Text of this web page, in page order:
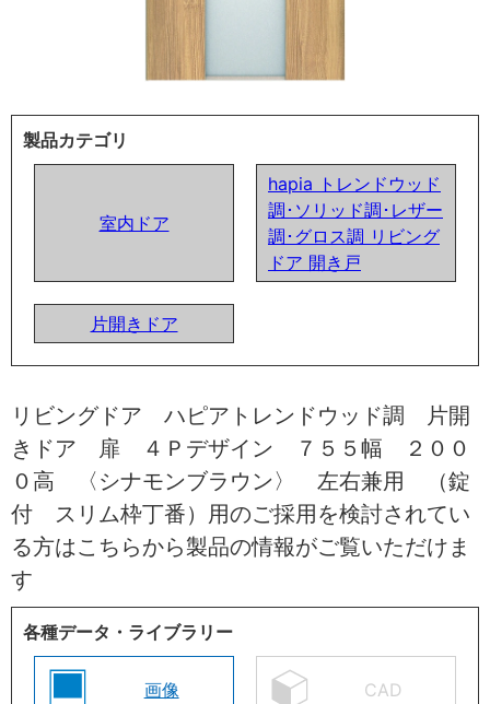
製品カテゴリ
室内ドア
hapia トレンドウッド
調･ソリッド調･レザー
調･グロス調 リビング
ドア 開き戸
片開きドア
リビングドア ハピアトレンドウッド調 片開
きドア 扉 ４Ｐデザイン ７５５幅 ２００
０高 〈シナモンブラウン〉 左右兼用 （錠
付 スリム枠丁番）用のご採用を検討されてい
る方はこちらから製品の情報がご覧いただけま
す
各種データ・ライブラリー
画像 CAD